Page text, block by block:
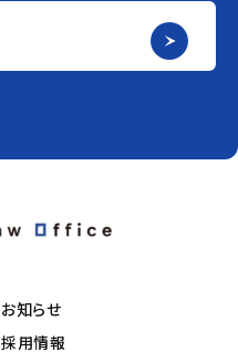
お知らせ
採用情報